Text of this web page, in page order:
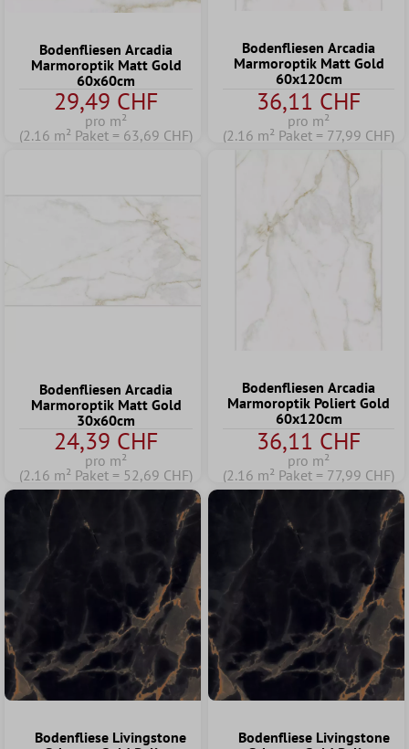
Bodenfliesen Arcadia
Marmoroptik Matt Gold
60x60cm
29,49 CHF
pro m²
(2.16 m² Paket = 63,69 CHF)
Bodenfliesen Arcadia
Marmoroptik Matt Gold
60x120cm
36,11 CHF
pro m²
(2.16 m² Paket = 77,99 CHF)
Bodenfliesen Arcadia
Marmoroptik Matt Gold
30x60cm
24,39 CHF
pro m²
(2.16 m² Paket = 52,69 CHF)
Bodenfliesen Arcadia
Marmoroptik Poliert Gold
60x120cm
36,11 CHF
pro m²
(2.16 m² Paket = 77,99 CHF)
Bodenfliese Livingstone
Bodenfliese Livingstone